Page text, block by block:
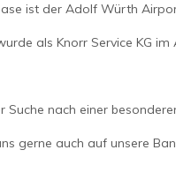
ist der Adolf Würth
als Knorr Service KG
Suche nach einer
gerne auch auf unsere